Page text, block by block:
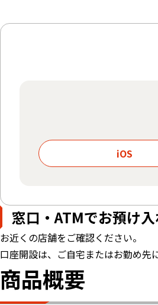
iOS
窓口・ATMでお預け
お近くの店舗をご確認ください。
口座開設は、ご自宅またはお勤め先
商品概要